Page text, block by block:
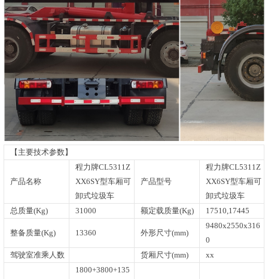
【主要技术参数】
产品名称
程力牌CL5311Z
XX6SY型车厢可
卸式垃圾车
产品型号
程力牌CL5311Z
XX6SY型车厢可
卸式垃圾车
总质量(Kg)
31000 额定载质量(Kg) 17510,17445
整备质量(Kg) 13360 外形尺寸(mm)
9480x2550x316
0
驾驶室准乘人数
货厢尺寸(mm) xx
1800+3800+135